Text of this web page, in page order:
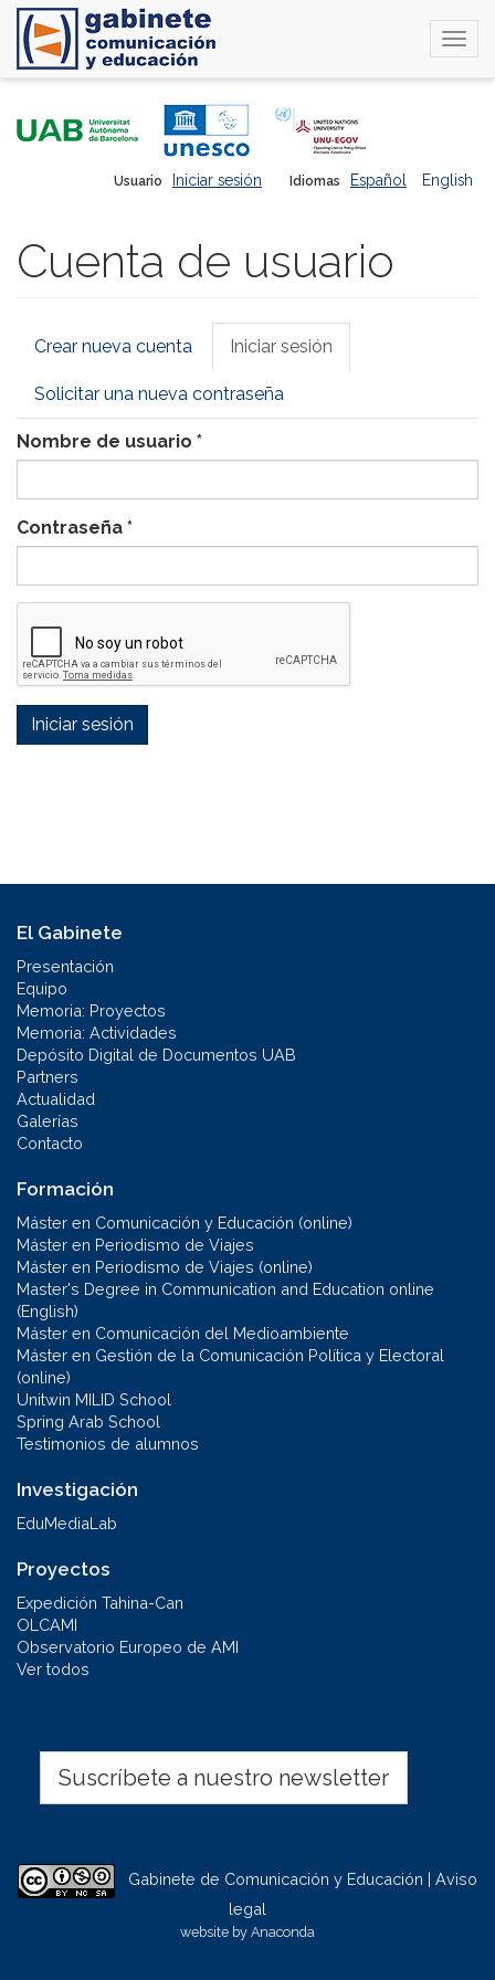
Idiomas Español English
Usuario Iniciar sesión
Cuenta de usuario
Solapas
Crear nueva cuenta Iniciar sesión
activa)
Solicitar una nueva contraseña
Nombre de usuario *
Contraseña *
Iniciar sesión
El Gabinete
Presentación
Equipo
Memoria: Proyectos
Memoria: Actividades
Depósito Digital de Documentos UAB
Partners
Actualidad
Galerías
Contacto
Formación
Máster en Comunicación y Educación (online)
Máster en Periodismo de Viajes
Máster en Periodismo de Viajes (online)
Master's Degree in Communication and Education online
(English)
Máster en Comunicación del Medioambiente
Máster en Gestión de la Comunicación Política y Electoral
(online)
Unitwin MILID School
Spring Arab School
Testimonios de alumnos
Investigación
EduMediaLab
Proyectos
Expedición Tahina-Can
OLCAMI
Observatorio Europeo de AMI
Ver todos
Suscríbete a nuestro newsletter
Gabinete de Comunicación y Educación | Aviso
legal
website by Anaconda